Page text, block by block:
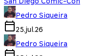
Pedro Siqueira
25.jul.26
Pedro Siqueira